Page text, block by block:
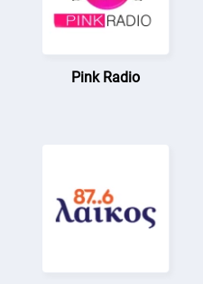
Pink Radio